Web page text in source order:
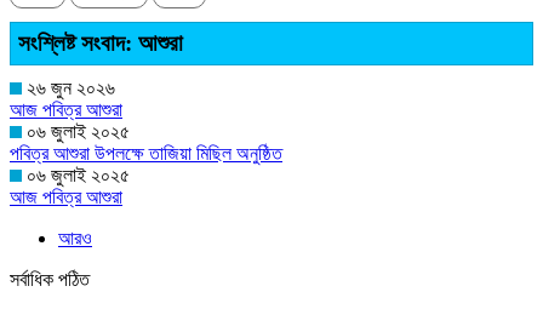
সংশ্লিষ্ট সংবাদ: আশুরা
২৬ জুন ২০২৬
আজ পবিত্র আশুরা
০৬ জুলাই ২০২৫
পবিত্র আশুরা উপলক্ষে তাজিয়া মিছিল অনুষ্ঠিত
০৬ জুলাই ২০২৫
আজ পবিত্র আশুরা
আরও
সর্বাধিক পঠিত